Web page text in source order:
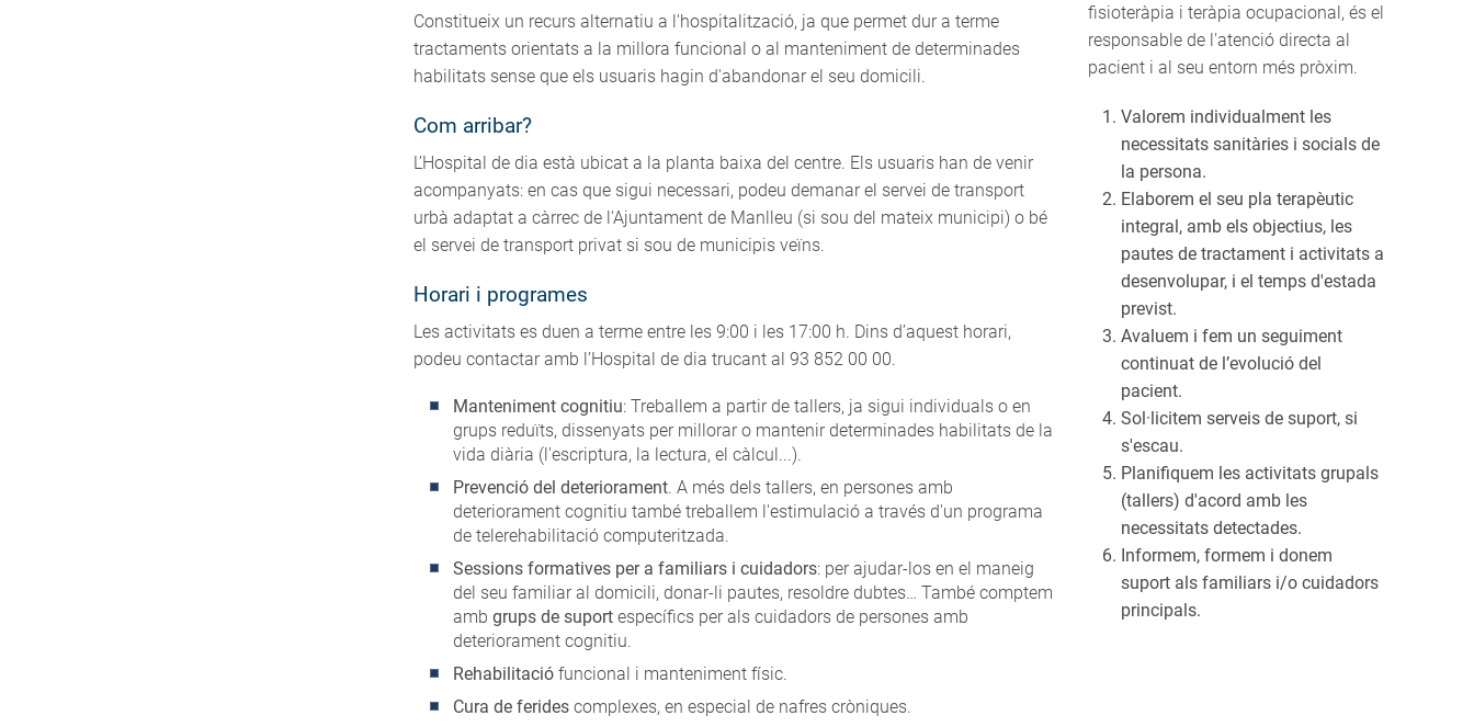
Constitueix un recurs alternatiu a l'hospitalització, ja que permet dur a terme
tractaments orientats a la millora funcional o al manteniment de determinades
habilitats sense que els usuaris hagin d'abandonar el seu domicili.
Com arribar?
L’Hospital de dia està ubicat a la planta baixa del centre. Els usuaris han de venir
acompanyats: en cas que sigui necessari, podeu demanar el servei de transport
urbà adaptat a càrrec de l'Ajuntament de Manlleu (si sou del mateix municipi) o bé
el servei de transport privat si sou de municipis veïns.
Horari i programes
Les activitats es duen a terme entre les 9:00 i les 17:00 h. Dins d’aquest horari,
podeu contactar amb l’Hospital de dia trucant al 93 852 00 00.
Manteniment cognitiu: Treballem a partir de tallers, ja sigui individuals o en
grups reduïts, dissenyats per millorar o mantenir determinades habilitats de la
vida diària (l'escriptura, la lectura, el càlcul...).
Prevenció del deteriorament. A més dels tallers, en persones amb
deteriorament cognitiu també treballem l'estimulació a través d'un programa
de telerehabilitació computeritzada.
Sessions formatives per a familiars i cuidadors: per ajudar-los en el maneig
del seu familiar al domicili, donar-li pautes, resoldre dubtes… També comptem
amb grups de suport específics per als cuidadors de persones amb
deteriorament cognitiu.
Rehabilitació funcional i manteniment físic.
Cura de ferides complexes, en especial de nafres cròniques.
fisioteràpia i teràpia ocupacional, és el
responsable de l'atenció directa al
pacient i al seu entorn més pròxim.
Valorem individualment les
necessitats sanitàries i socials de
la persona.
Elaborem el seu pla terapèutic
integral, amb els objectius, les
pautes de tractament i activitats a
desenvolupar, i el temps d'estada
previst.
Avaluem i fem un seguiment
continuat de l’evolució del
pacient.
Sol·licitem serveis de suport, si
s'escau.
Planifiquem les activitats grupals
(tallers) d'acord amb les
necessitats detectades.
Informem, formem i donem
suport als familiars i/o cuidadors
principals.